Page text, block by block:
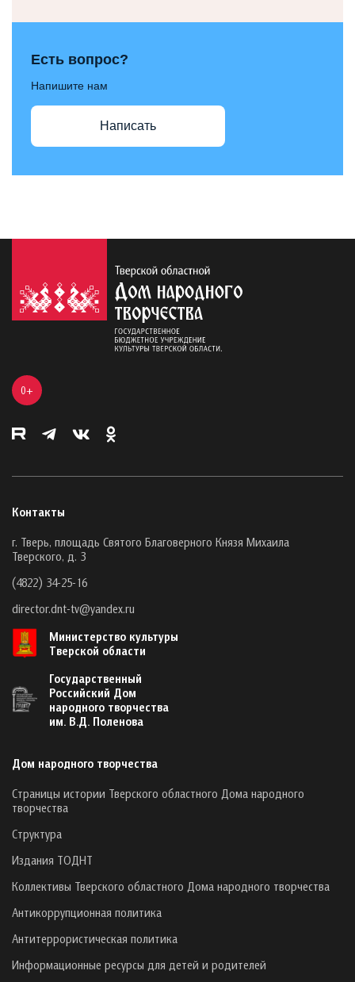
Есть вопрос?
Напишите нам
Написать
0+
Контакты
г. Тверь, площадь Святого Благоверного Князя Михаила
Тверского, д. 3
(4822) 34-25-16
director.dnt-tv@yandex.ru
Министерство культуры
Тверской области
Государственный
Российский Дом
народного творчества
им. В.Д. Поленова
Дом народного творчества
Страницы истории Тверского областного Дома народного
творчества
Структура
Издания ТОДНТ
Коллективы Тверского областного Дома народного творчества
Антикоррупционная политика
Антитеррористическая политика
Информационные ресурсы для детей и родителей